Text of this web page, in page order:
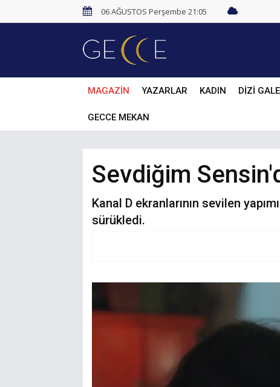
06 AĞUSTOS Perşembe 21:05
MAGAZİN YAZARLAR KADIN DİZİ
GECCE MEKAN
Sevdiğim
Kanal D ekranlarının sevilen
sürükledi.